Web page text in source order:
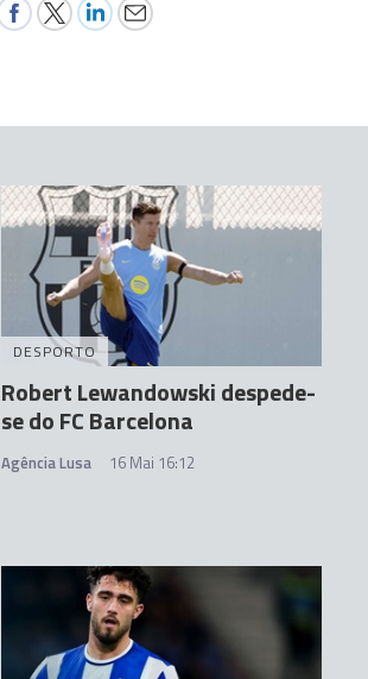
DESPORTO
Robert Lewandowski despede-
se do FC Barcelona
Agência Lusa 16 Mai 16:12